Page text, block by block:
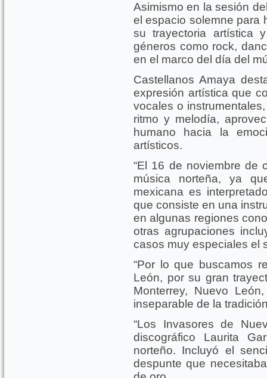
Asimismo en la sesión
el espacio solemne para
su trayectoria artística
géneros como rock,
en el marco del día del
Castellanos Amaya
expresión artística que
vocales o
ritmo y melodía,
humano hacia la
artísticos.
“El 16 de noviembre de
música norteña, ya
mexicana es
que consiste en una
en algunas regiones
otras agrupaciones
casos muy especiales el
“Por lo que buscamos
León, por su gran
Monterrey, Nuevo
inseparable de la
“Los Invasores de
discográfico Laurita
norteño. Incluyó el
despunte que